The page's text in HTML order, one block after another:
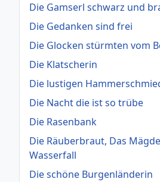
Die Gamserl schwarz und
Die Gedanken sind frei
Die Glocken stürmten vom
Die Klatscherin
Die lustigen
Die Nacht die ist so trübe
Die Rasenbank
Die Räuberbraut, Das
Wasserfall
Die schöne Burgenländerin